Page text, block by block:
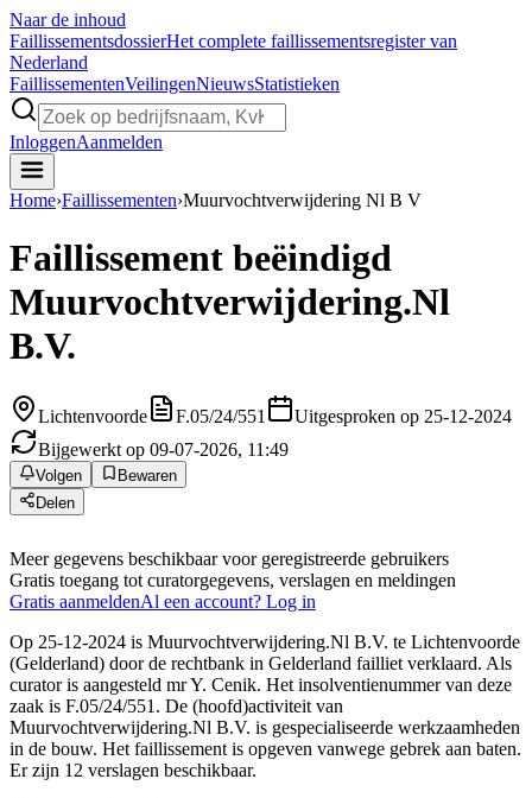
Naar de inhoud
FaillissementsdossierHet complete faillissementsregister van
Nederland
FaillissementenVeilingenNieuwsStatistieken
InloggenAanmelden
Home›Faillissementen›Muurvochtverwijdering Nl B V
Faillissement beëindigd
Muurvochtverwijdering.Nl
B.V.
Lichtenvoorde F.05/24/551
Uitgesproken op 25-12-2024
Bijgewerkt op 09-07-2026, 11:49
Volgen
Bewaren
Delen
Meer gegevens beschikbaar voor geregistreerde gebruikers
Gratis toegang tot curatorgegevens, verslagen en meldingen
Gratis aanmeldenAl een account? Log in
Op 25-12-2024 is Muurvochtverwijdering.Nl B.V. te Lichtenvoorde
(Gelderland) door de rechtbank in Gelderland failliet verklaard. Als
curator is aangesteld mr Y. Cenik. Het insolventienummer van deze
zaak is F.05/24/551. De (hoofd)activiteit van
Muurvochtverwijdering.Nl B.V. is gespecialiseerde werkzaamheden
in de bouw. Het faillissement is opgeven vanwege gebrek aan baten.
Er zijn 12 verslagen beschikbaar.